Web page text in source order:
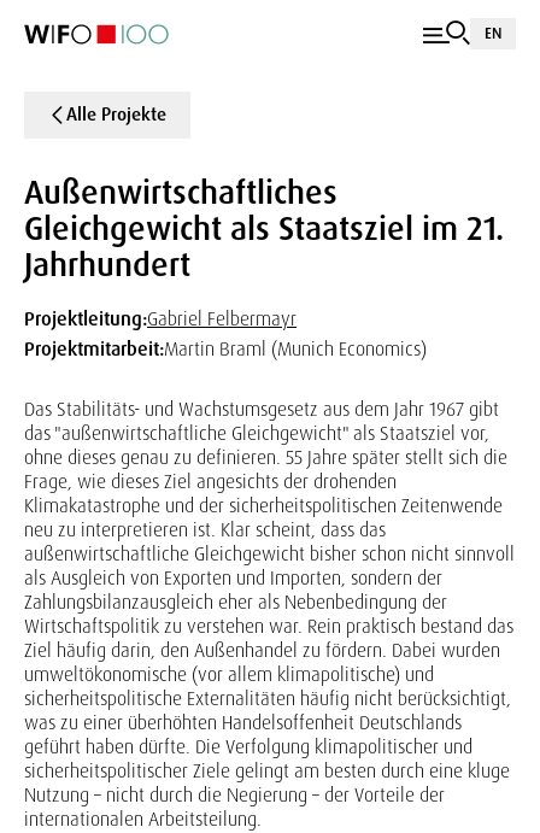
EN
Alle Projekte
Außenwirtschaftliches
Gleichgewicht als Staatsziel im 21.
Jahrhundert
Projektleitung:Gabriel Felbermayr
Projektmitarbeit:Martin Braml (Munich Economics)
Das Stabilitäts- und Wachstumsgesetz aus dem Jahr 1967 gibt
das "außenwirtschaftliche Gleichgewicht" als Staatsziel vor,
ohne dieses genau zu definieren. 55 Jahre später stellt sich die
Frage, wie dieses Ziel angesichts der drohenden
Klimakatastrophe und der sicherheitspolitischen Zeitenwende
neu zu interpretieren ist. Klar scheint, dass das
außenwirtschaftliche Gleichgewicht bisher schon nicht sinnvoll
als Ausgleich von Exporten und Importen, sondern der
Zahlungsbilanzausgleich eher als Nebenbedingung der
Wirtschaftspolitik zu verstehen war. Rein praktisch bestand das
Ziel häufig darin, den Außenhandel zu fördern. Dabei wurden
umweltökonomische (vor allem klimapolitische) und
sicherheitspolitische Externalitäten häufig nicht berücksichtigt,
was zu einer überhöhten Handelsoffenheit Deutschlands
geführt haben dürfte. Die Verfolgung klimapolitischer und
sicherheitspolitischer Ziele gelingt am besten durch eine kluge
Nutzung – nicht durch die Negierung – der Vorteile der
internationalen Arbeitsteilung.